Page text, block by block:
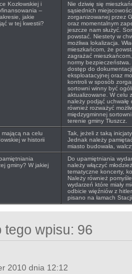
Kozłowskiej i
–
jakie
w tej kwestii?
Nie dziwię się
sąsiednich
zorganizowanej przez
oraz momentalnym
jeszcze nam służyć.
powstać. Niestety w
możliwa lokalizacja.
mieszkańcom, że
zagrażać
normy
dostęp do
eksploatacyjnej oraz
kontroli w sposób
sortowni winny być
aktualizowane. W celu
należy podjąć uchwałę
również rozważyć
międzygminnej
terenie gminy Tłuszcz.
mającą na celu
w historii
Tak, jeżeli z taką
Jednak należy
miasto budowała,
gminy? W jakiej
Do upamiętniania
należy włączyć
tematyczne koncerty,
Należy również
wydarzeń które miały
odbicie więźniów z
pisano na łamach
tego wpisu: 96
2010 dnia 12:12